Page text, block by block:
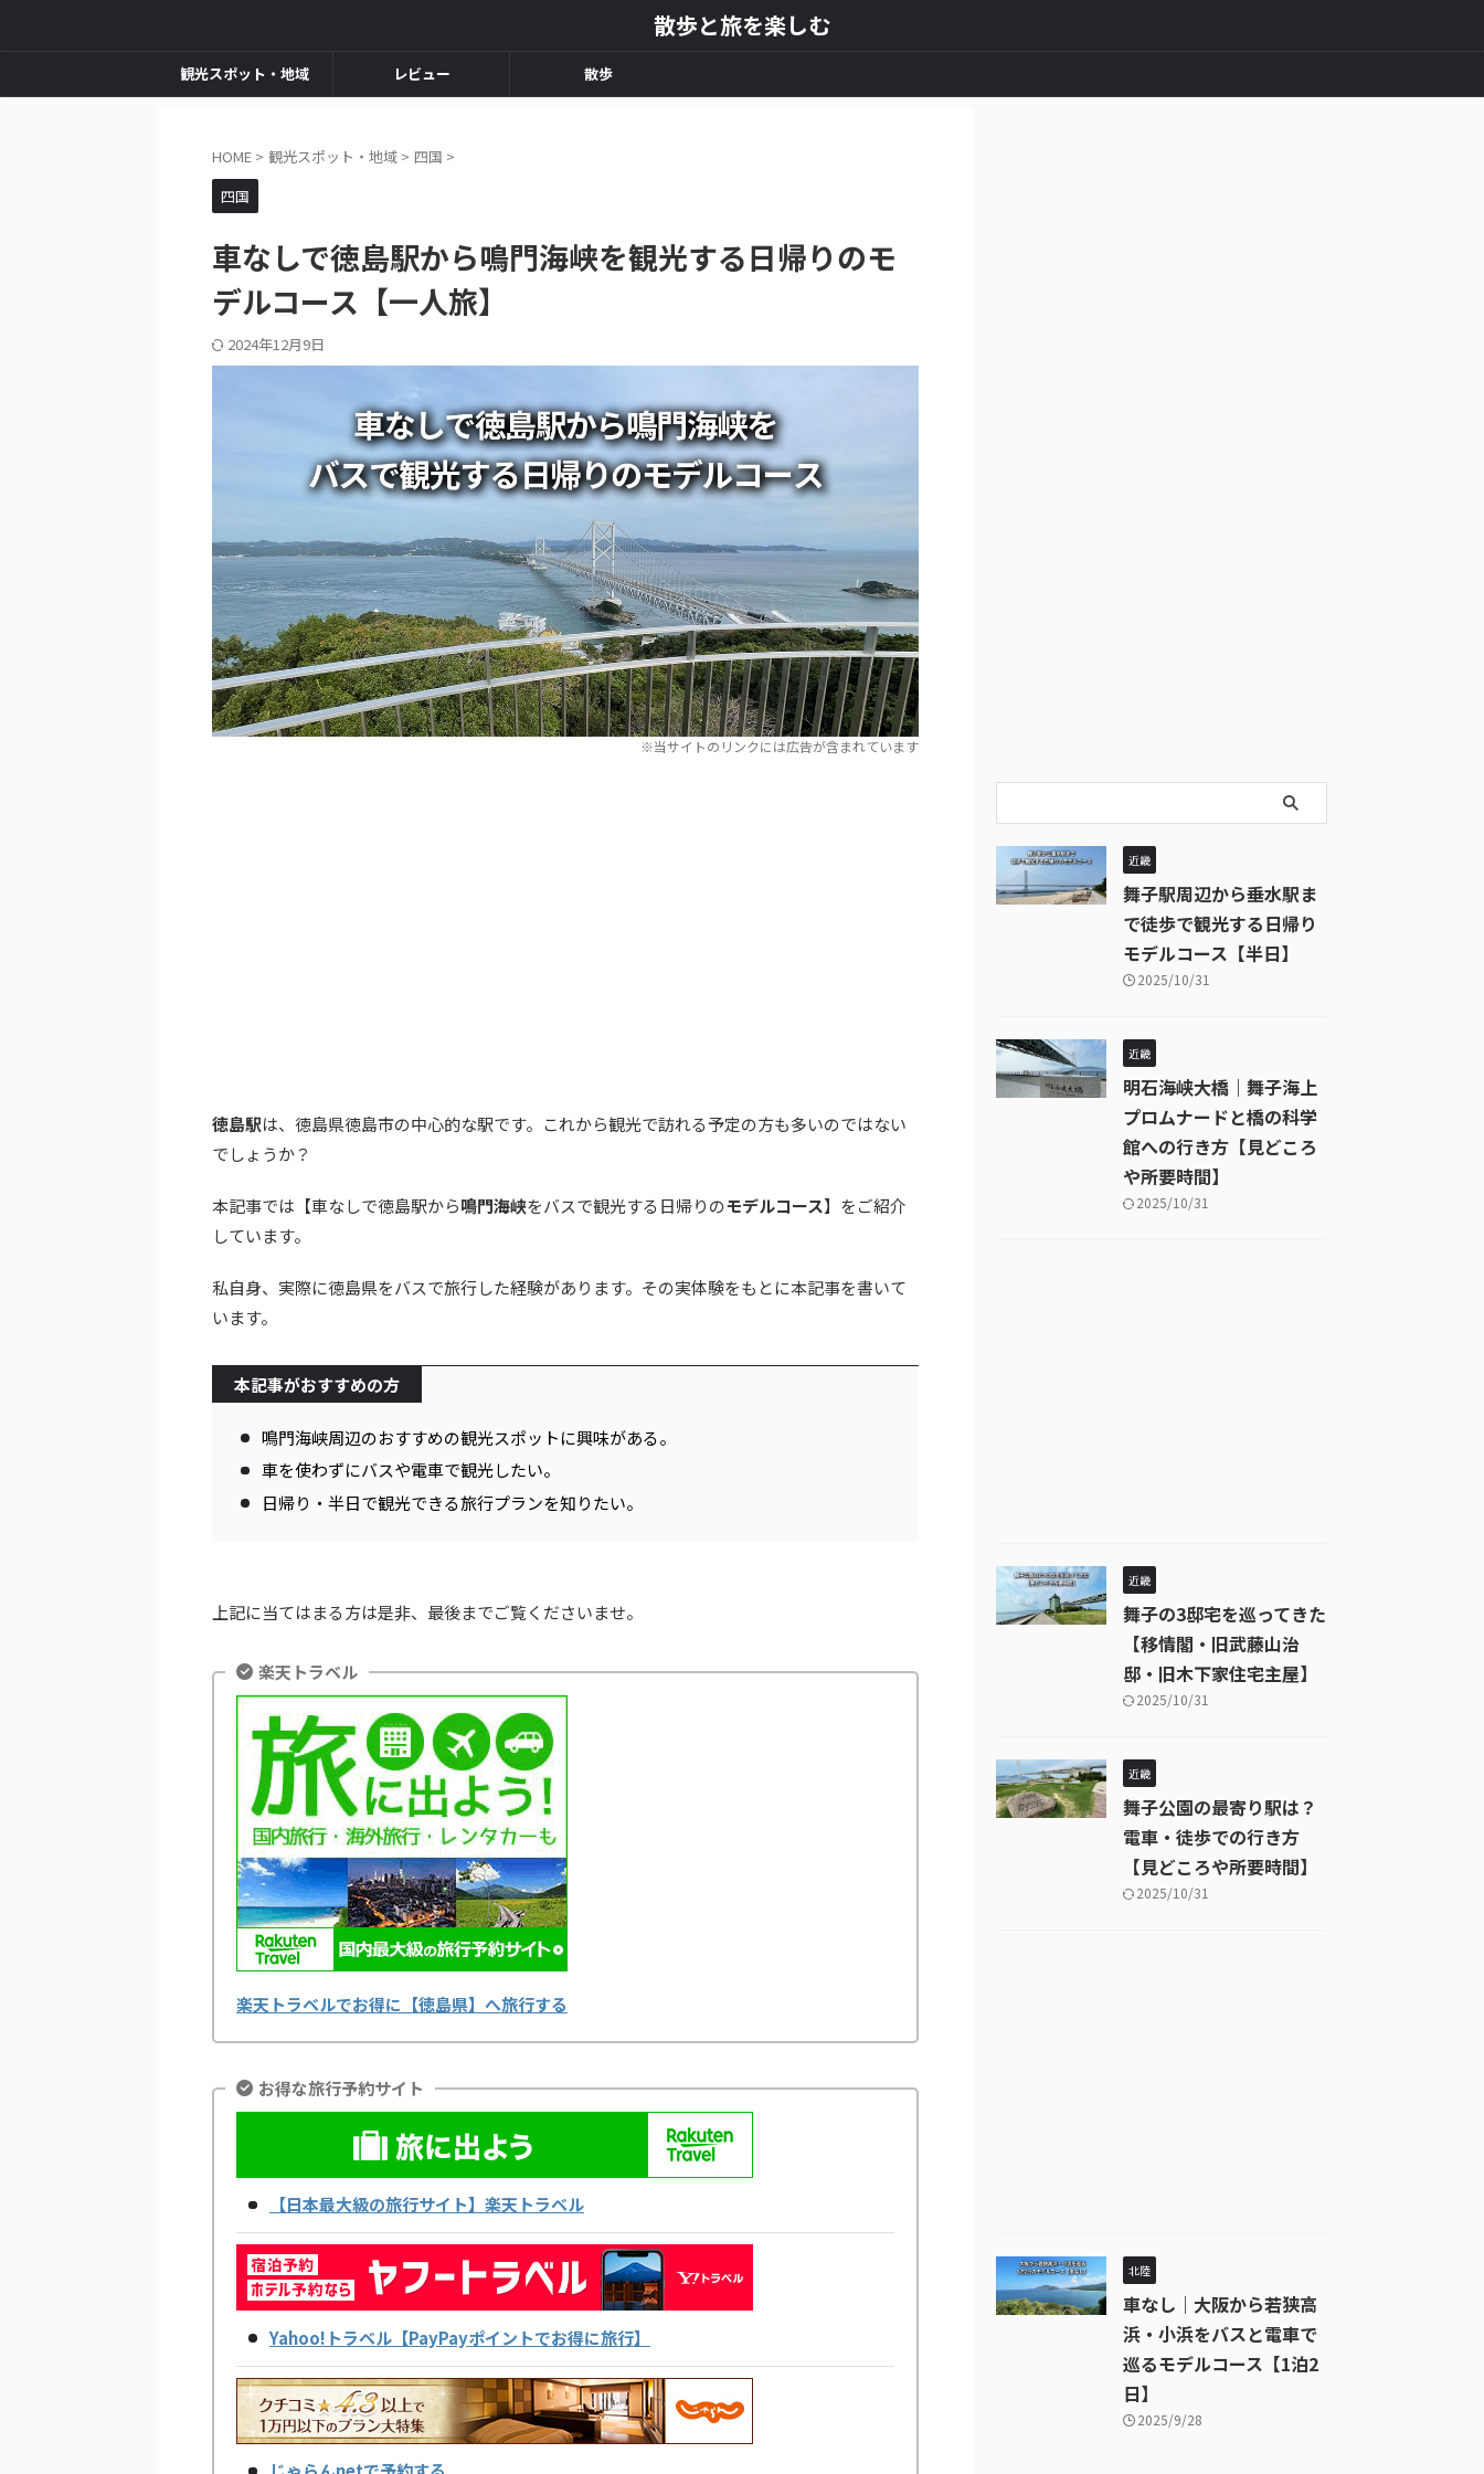
散歩と旅を楽しむ
観光スポット・地域 レビュー 散歩
HOME > 観光スポット・地域 > 四国 >
四国
車なしで徳島駅から鳴門海峡を観光する日帰りのモ
デルコース【一人旅】
2024年12月9日
徳島駅は、徳島県徳島市の中心的な駅です。これから観光で訪れる予定の方も多いのではない
でしょうか？
本記事では【車なしで徳島駅から鳴門海峡をバスで観光する日帰りのモデルコース】をご紹介
しています。
私自身、実際に徳島県をバスで旅行した経験があります。その実体験をもとに本記事を書いて
います。
本記事がおすすめの方
鳴門海峡周辺のおすすめの観光スポットに興味がある。
車を使わずにバスや電車で観光したい。
日帰り・半日で観光できる旅行プランを知りたい。
上記に当てはまる方は是非、最後までご覧くださいませ。
楽天トラベル
楽天トラベルでお得に【徳島県】へ旅行する
お得な旅行予約サイト
【日本最大級の旅行サイト】楽天トラベル
Yahoo!トラベル【PayPayポイントでお得に旅行】
近畿
舞子駅周辺から垂水駅ま
で徒歩で観光する日帰り
モデルコース【半日】
2025/10/31
近畿
明石海峡大橋｜舞子海上
プロムナードと橋の科学
館への行き方【見どころ
や所要時間】
2025/10/31
近畿
舞子の3邸宅を巡ってきた
【移情閣・旧武藤山治
邸・旧木下家住宅主屋】
2025/10/31
近畿
舞子公園の最寄り駅は？
電車・徒歩での行き方
【見どころや所要時間】
2025/10/31
北陸
車なし｜大阪から若狭高
浜・小浜をバスと電車で
巡るモデルコース【1泊2
日】
2025/9/28